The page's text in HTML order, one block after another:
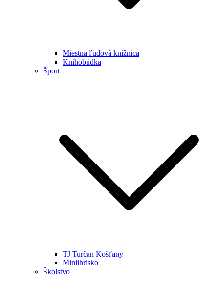
Miestna ľudová knižnica
Knihobúdka
Šport
TJ Turčan Košťany
Miniihrisko
Školstvo